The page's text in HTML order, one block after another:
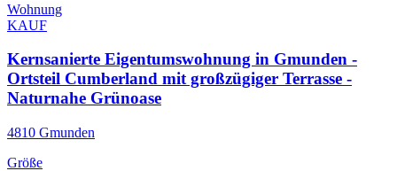
Wohnung
KAUF
Kernsanierte Eigentumswohnung in Gmunden -
Ortsteil Cumberland mit großzügiger Terrasse -
Naturnahe Grünoase
4810 Gmunden
Größe